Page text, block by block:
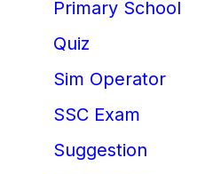
Primary School
Quiz
Sim Operator
SSC Exam
Suggestion